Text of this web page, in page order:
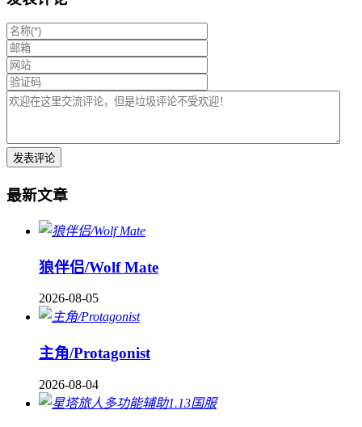
最新文章
狼伴侣/Wolf Mate
2026-08-05
主角/Protagonist
2026-08-04